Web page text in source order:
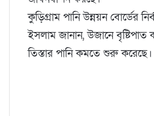
কুড়িগ্রাম পানি উন্নয়ন বোর্ডের
ইসলাম জানান, উজানে
তিস্তার পানি কমতে শুরু করেছে।